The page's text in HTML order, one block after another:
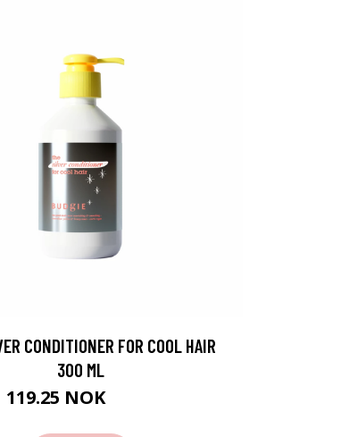
CONDITIONER FOR COOL HAIR
300 ML
119.25 NOK